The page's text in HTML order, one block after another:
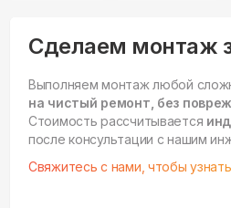
Сделаем монтаж
Выполняем монтаж любой
на чистый ремонт, без
Стоимость рассчитывается
после консультации с нашим
Свяжитесь с нами, чтобы